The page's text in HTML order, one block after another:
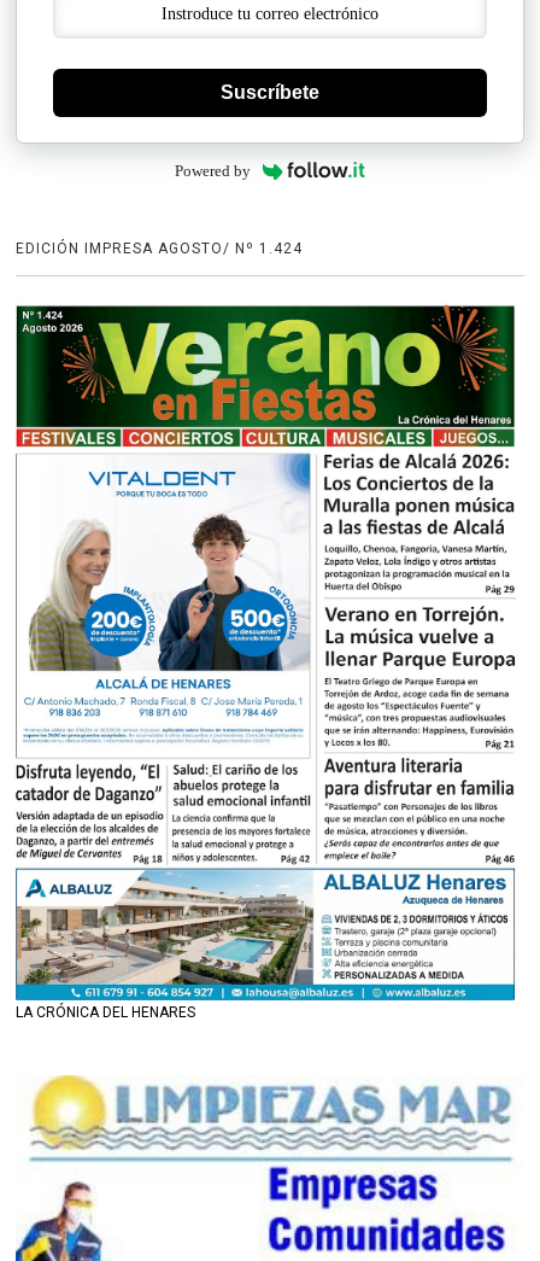
Suscríbete
Powered by
EDICIÓN IMPRESA AGOSTO/ Nº 1.424
LA CRÓNICA DEL HENARES